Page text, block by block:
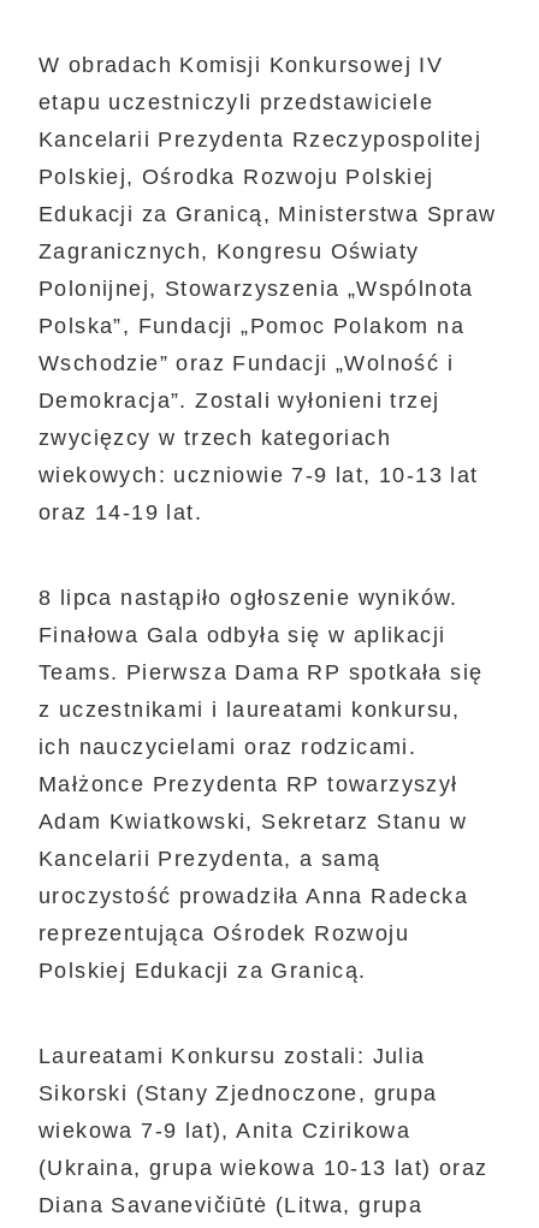
W obradach Komisji Konkursowej IV
etapu uczestniczyli przedstawiciele
Kancelarii Prezydenta Rzeczypospolitej
Polskiej, Ośrodka Rozwoju Polskiej
Edukacji za Granicą, Ministerstwa Spraw
Zagranicznych, Kongresu Oświaty
Polonijnej, Stowarzyszenia „Wspólnota
Polska”, Fundacji „Pomoc Polakom na
Wschodzie” oraz Fundacji „Wolność i
Demokracja”. Zostali wyłonieni trzej
zwycięzcy w trzech kategoriach
wiekowych: uczniowie 7-9 lat, 10-13 lat
oraz 14-19 lat.
8 lipca nastąpiło ogłoszenie wyników.
Finałowa Gala odbyła się w aplikacji
Teams. Pierwsza Dama RP spotkała się
z uczestnikami i laureatami konkursu,
ich nauczycielami oraz rodzicami.
Małżonce Prezydenta RP towarzyszył
Adam Kwiatkowski, Sekretarz Stanu w
Kancelarii Prezydenta, a samą
uroczystość prowadziła Anna Radecka
reprezentująca Ośrodek Rozwoju
Polskiej Edukacji za Granicą.
Laureatami Konkursu zostali: Julia
Sikorski (Stany Zjednoczone, grupa
wiekowa 7-9 lat), Anita Czirikowa
(Ukraina, grupa wiekowa 10-13 lat) oraz
Diana Savanevičiūtė (Litwa, grupa